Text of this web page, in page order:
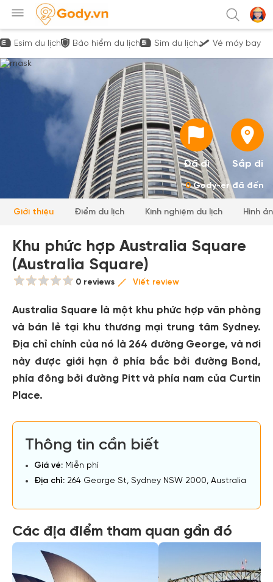
Esim du lịch Bảo hiểm du lịch Sim du lịch Vé máy bay
Đã đi Sắp đi
0Gody-er đã đến
Giới thiệu Điểm du lịch Kinh nghiệm du lịch Hình
Khu phức hợp Australia Square
(Australia Square)
0 reviews Viết review
Australia Square là một khu phức hợp văn phòng
và bán lẻ tại khu thương mại trung tâm Sydney.
Địa chỉ chính của nó là 264 đường George, và nơi
này được giới hạn ở phía bắc bởi đường Bond,
phía đông bởi đường Pitt và phía nam của Curtin
Place.
Thông tin cần biết
Giá vé: Miễn phí
Địa chỉ: 264 George St, Sydney NSW 2000, Australia
Các địa điểm tham quan gần đó